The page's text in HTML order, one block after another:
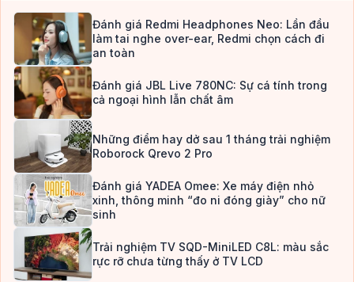
Đánh giá Redmi Headphones Neo: Lần đầu
làm tai nghe over-ear, Redmi chọn cách đi
an toàn
Đánh giá JBL Live 780NC: Sự cá tính trong
cả ngoại hình lẫn chất âm
Những điểm hay dở sau 1 tháng trải nghiệm
Roborock Qrevo 2 Pro
Đánh giá YADEA Omee: Xe máy điện nhỏ
xinh, thông minh “đo ni đóng giày” cho nữ
sinh
Trải nghiệm TV SQD-MiniLED C8L: màu sắc
rực rỡ chưa từng thấy ở TV LCD